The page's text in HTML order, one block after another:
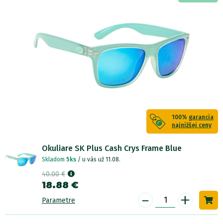
100% garancia
najnižšej ceny
Okuliare SK Plus Cash Crys Frame Blue
Skladom 5ks / u vás už 11.08.
40.00 €
18.88 €
Parametre - +